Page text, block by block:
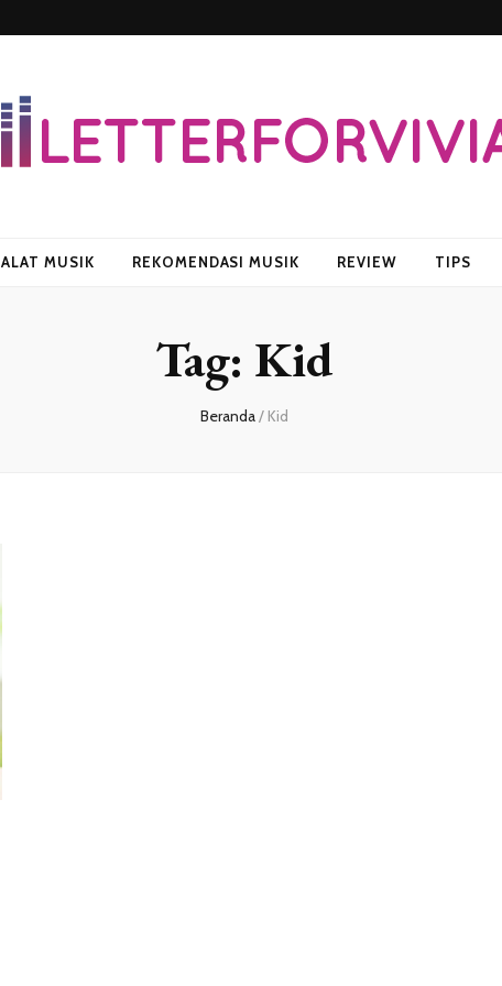
ALAT MUSIK REKOMENDASI MUSIK REVIEW TIPS
Tag: Kid
Beranda/ Kid